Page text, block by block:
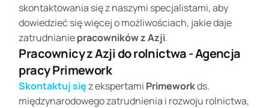
skontaktowania się z naszymi specjalistami, aby
dowiedzieć się więcej o możliwościach, jakie daje
zatrudnianiepracowników z Azji.
Pracownicy z Azji do rolnictwa - Agencja
pracy Primework
Skontaktuj sięz ekspertami Primeworkds.
międzynarodowego zatrudnienia i rozwoju rolnictwa,